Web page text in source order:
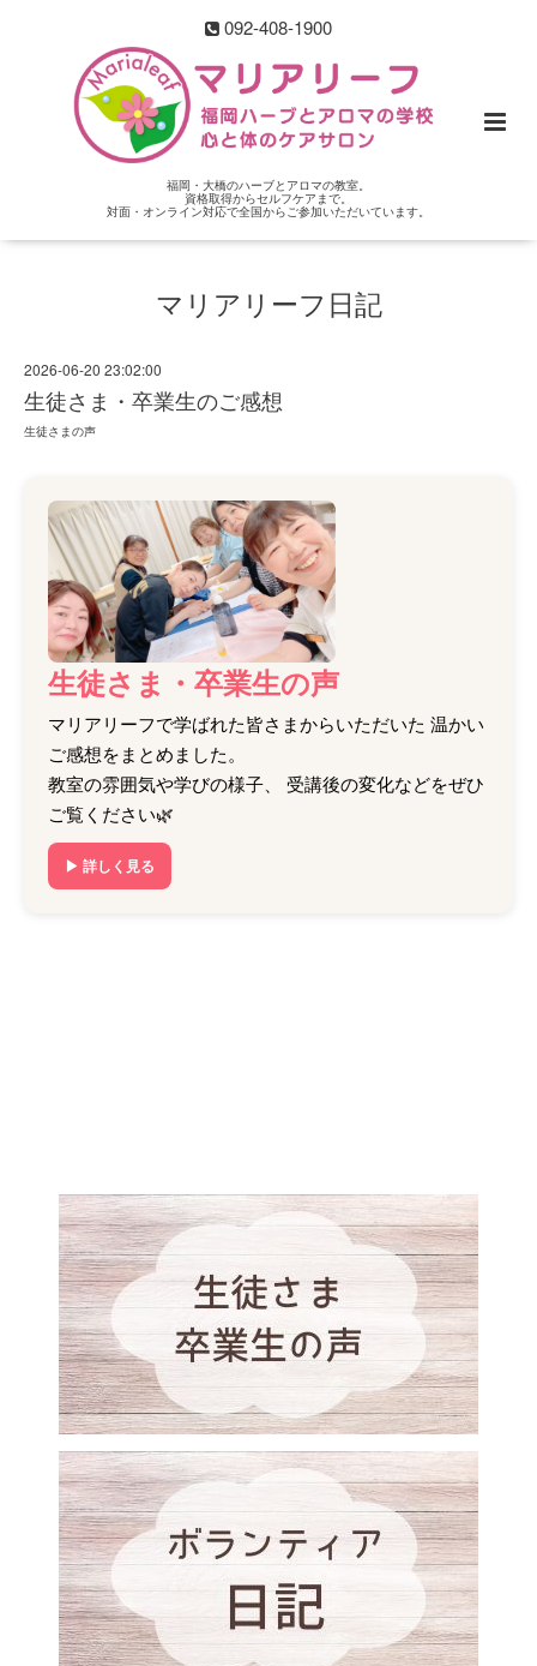
092-408-1900
福岡・大橋のハーブとアロマの教室。
資格取得からセルフケアまで。
対面・オンライン対応で全国からご参加いただいています。
マリアリーフ日記
2026-06-20 23:02:00
生徒さま・卒業生のご感想
生徒さまの声
生徒さま・卒業生の声
マリアリーフで学ばれた皆さまからいただいた 温かい
ご感想をまとめました。
教室の雰囲気や学びの様子、 受講後の変化などをぜひ
ご覧ください🌿
▶ 詳しく見る